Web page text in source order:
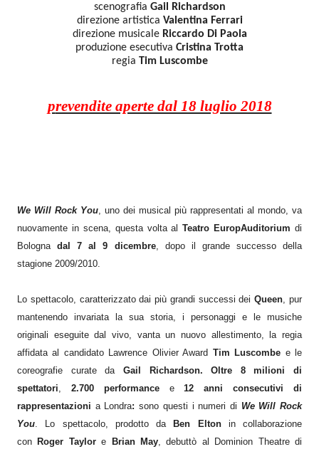
scenografia Gail Richardson
direzione artistica Valentina Ferrari
direzione musicale Riccardo Di Paola
produzione esecutiva Cristina Trotta
regia Tim Luscombe
prevendite aperte dal 18 luglio 2018
We Will Rock You, uno dei musical più rappresentati al mondo, va
nuovamente in scena, questa volta alTeatro EuropAuditorium di
Bolognadal 7 al 9 dicembre, dopo il grande successo della
stagione 2009/2010.
Lo spettacolo, caratterizzato dai più grandi successi deiQueen, pur
mantenendo
invariata
la sua storia, i personaggi e le musiche
originali eseguite dal vivo, vanta un nuovo allestimento, la regia
affidata al candidato Lawrence Olivier Award Tim Luscombe e le
coreografie curate da Gail Richardson. Oltre
8 milioni di
spettatori, 2.700 performancee12 anni consecutivi di
rappresentazioni a Londra: sono questi i numeri di We Will Rock
You. Lo spettacolo, prodotto da Ben Eltonin collaborazione
con
Roger Taylore Brian May, debuttò al Dominion Theatre di